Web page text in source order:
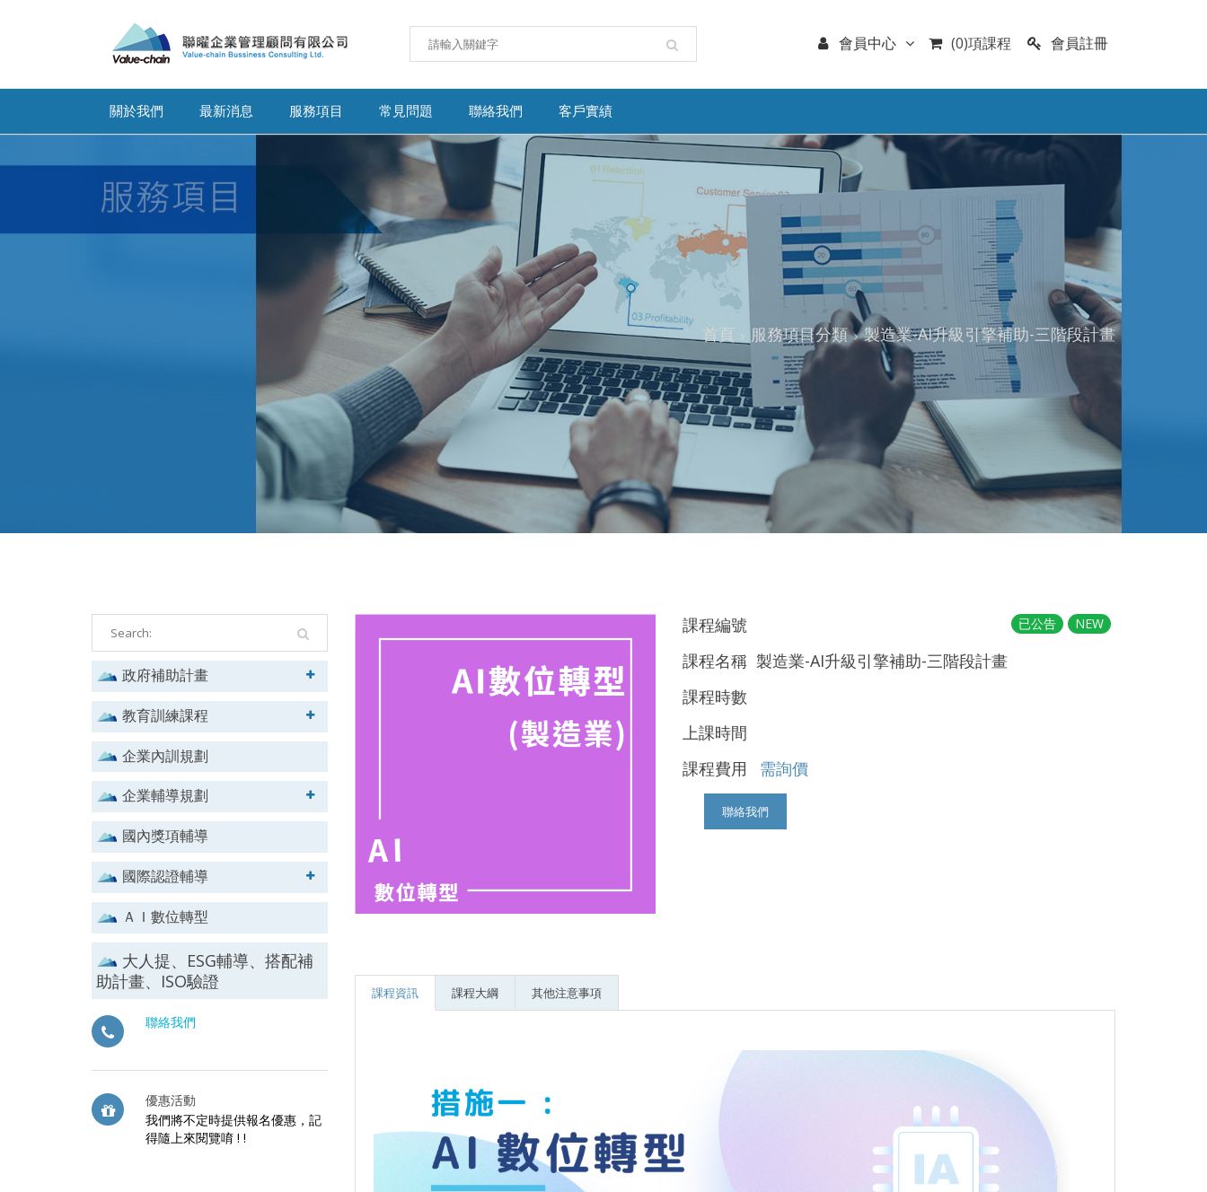
會員註冊
(0)項課程
會員中心
關於我們 最新消息 服務項目 常見問題 聯絡我們 客戶實績
首頁 服務項目分類 製造業-AI升級引擎補助-三階段計畫
課程編號
課程名稱 製造業-AI升級引擎補助-三階段計畫
課程時數
上課時間
課程費用
需詢價
NEW
已公告
聯絡我們
課程資訊 課程大綱 其他注意事項
政府補助計畫
教育訓練課程
企業內訓規劃
企業輔導規劃
國內獎項輔導
國際認證輔導
ＡＩ數位轉型
大人提、ESG輔導、搭配補
助計畫、ISO驗證
聯絡我們
優惠活動
我們將不定時提供報名優惠，記
得隨上來閱覽唷 ! !